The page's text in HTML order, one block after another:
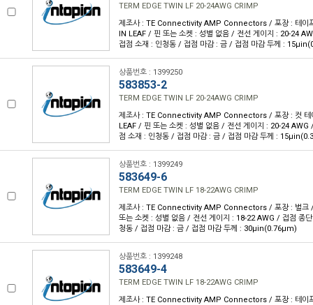
TERM EDGE TWIN LF 20-24AWG CRIMP
제조사 : TE Connectivity AMP Connectors / 포장 : 테이
IN LEAF / 핀 또는 소켓 : 성별 없음 / 전선 게이지 : 20-24
접점 소재 : 인청동 / 접점 마감 : 금 / 접점 마감 두께 :
상품번호 : 1399250
583853-2
TERM EDGE TWIN LF 20-24AWG CRIMP
제조사 : TE Connectivity AMP Connectors / 포장 : 컷 테
LEAF / 핀 또는 소켓 : 성별 없음 / 전선 게이지 : 20-24
점 소재 : 인청동 / 접점 마감 : 금 / 접점 마감 두께 :
상품번호 : 1399249
583649-6
TERM EDGE TWIN LF 18-22AWG CRIMP
제조사 : TE Connectivity AMP Connectors / 포장 : 벌크
또는 소켓 : 성별 없음 / 전선 게이지 : 18-22 AWG / 접점 종
청동 / 접점 마감 : 금 / 접점 마감 두께 : 30µin(0.76µm)
상품번호 : 1399248
583649-4
TERM EDGE TWIN LF 18-22AWG CRIMP
제조사 : TE Connectivity AMP Connectors / 포장 : 테이